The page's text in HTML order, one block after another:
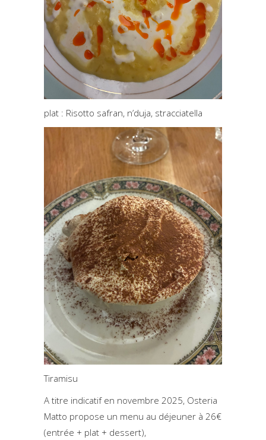
plat : Risotto safran, n’duja, stracciatella
Tiramisu
A titre indicatif en novembre 2025, Osteria
Matto propose un menu au déjeuner à 26€
(entrée + plat + dessert),